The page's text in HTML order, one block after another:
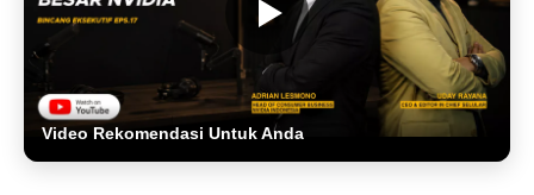
Video Rekomendasi Untuk Anda